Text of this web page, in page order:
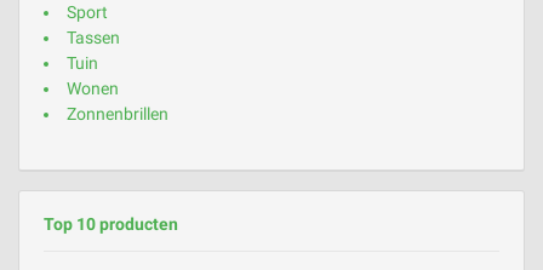
Sport
Tassen
Tuin
Wonen
Zonnenbrillen
Top 10 producten